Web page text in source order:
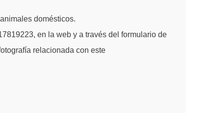
domésticos.
en la web y a través del formulario de
relacionada con este